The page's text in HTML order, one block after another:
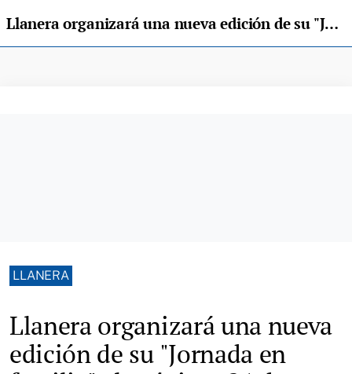
Llanera organizará una nueva edición de su "Jornada en familia" el próximo 24 de mayo
LLANERA
Llanera organizará una nueva
edición de su "Jornada en